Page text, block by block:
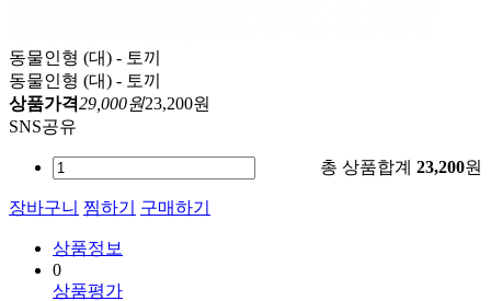
동물인형 (대) - 토끼
동물인형 (대) - 토끼
상품가격29,000원23,200원
SNS공유
총 상품합계 23,200원
장바구니 찜하기 구매하기
상품정보
0
상품평가